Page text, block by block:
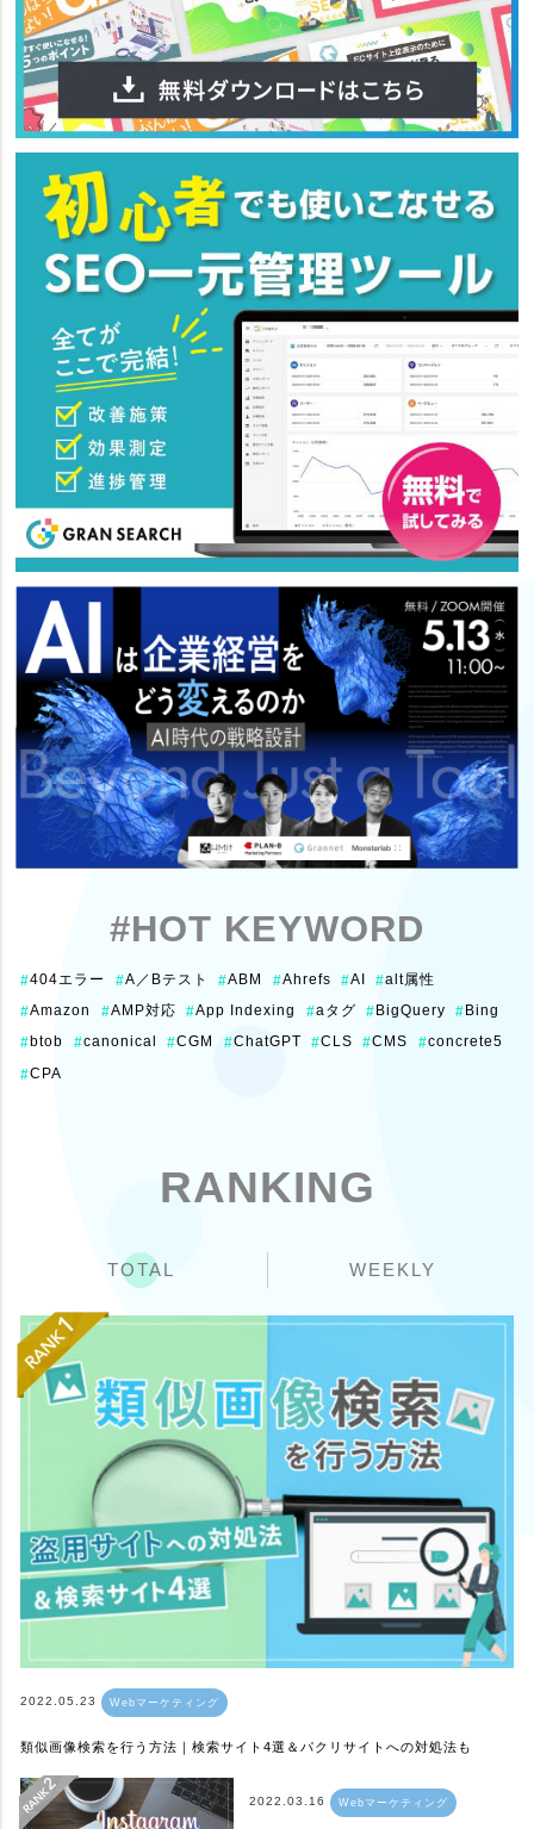
#HOT KEYWORD
#404エラー #A／Bテスト #ABM #Ahrefs #AI #alt属性
#Amazon #AMP対応 #App Indexing #aタグ # BigQuery # Bing
#btob #canonical #CGM #ChatGPT #CLS #CMS #concrete5
#CPA
RANKING
TOTAL WEEKLY
2022.05.23 Webマーケティング
類似画像検索を行う方法｜検索サイト4選＆パクリサイトへの対処法も
2022.03.16 Webマーケティング